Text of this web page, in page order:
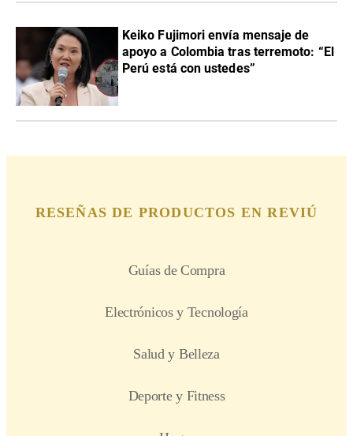
Keiko Fujimori envía mensaje de
apoyo a Colombia tras terremoto: “El
Perú está con ustedes”